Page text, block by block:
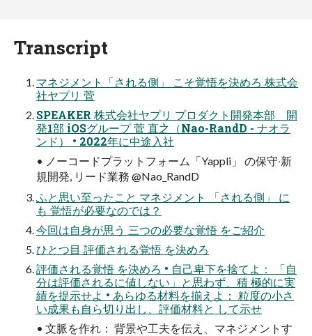
Transcript
マネジメント「される側」 こそ覚悟を決めろ 株式会
社ヤプリ 菅
SPEAKER 株式会社ヤプリ プロダクト開発本部 開
発1部 iOSグループ 菅 直之（Nao-RandD - ナオラ
ンド） • 2022年に中途⼊社
• ノーコードプラットフォーム「Yappli」 の保守‧新
規開発, リード業務 @Nao_RandD
ふと思い⾄ったこと マネジメント 「される側」 に
も 覚悟が必要なのでは？
今回は⾃⾝が思う 三つの必要な覚悟 をご紹介
ひとつ⽬ 評価される覚悟 を決めろ
評価される覚悟 を決めろ • ⾃⼰卑下を捨てよ： 「⾃
分は評価されるに値しない」と思わず、積 極的に実
績を提⽰せよ • あらゆる材料を揃えよ： 粒度の⼩さ
い成果も⾃ら切り出し、評価材料と して⽰せ
• ⽂脈を作れ： 背景や⼯夫を伝え、マネジメントす